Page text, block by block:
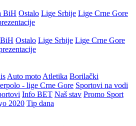
BiH Ostalo Lige Srbije Lige Crne Gore
Ostalo Lige Srbije Lige Crne Gore
Auto moto Atletika Borilački
- lige Crne Gore Sportovi na vodi
Info BET Naš stav Promo Sport
2020 Tip dana